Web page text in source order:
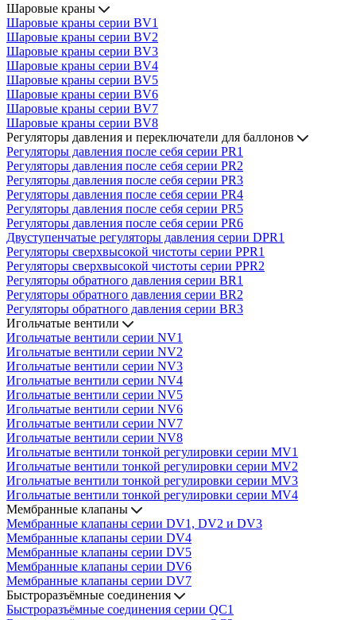
Шаровые краны
Шаровые краны серии BV1
Шаровые краны серии BV2
Шаровые краны серии BV3
Шаровые краны серии BV4
Шаровые краны серии BV5
Шаровые краны серии BV6
Шаровые краны серии BV7
Шаровые краны серии BV8
Регуляторы давления и переключатели для баллонов
Регуляторы давления после себя серии PR1
Регуляторы давления после себя серии PR2
Регуляторы давления после себя серии PR3
Регуляторы давления после себя серии PR4
Регуляторы давления после себя серии PR5
Регуляторы давления после себя серии PR6
Двуступенчатые регуляторы давления серии DPR1
Регуляторы сверхвысокой чистоты серии PPR1
Регуляторы сверхвысокой чистоты серии PPR2
Регуляторы обратного давления серии BR1
Регуляторы обратного давления серии BR2
Регуляторы обратного давления серии BR3
Игольчатые вентили
Игольчатые вентили серии NV1
Игольчатые вентили серии NV2
Игольчатые вентили серии NV3
Игольчатые вентили серии NV4
Игольчатые вентили серии NV5
Игольчатые вентили серии NV6
Игольчатые вентили серии NV7
Игольчатые вентили серии NV8
Игольчатые вентили тонкой регулировки серии MV1
Игольчатые вентили тонкой регулировки серии MV2
Игольчатые вентили тонкой регулировки серии MV3
Игольчатые вентили тонкой регулировки серии MV4
Мембранные клапаны
Мембранные клапаны серии DV1, DV2 и DV3
Мембранные клапаны серии DV4
Мембранные клапаны серии DV5
Мембранные клапаны серии DV6
Мембранные клапаны серии DV7
Быстроразъёмные соединения
Быстроразъёмные соединения серии QC1